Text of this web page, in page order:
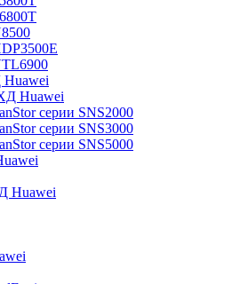
Huawei
серии SNS2000
серии SNS3000
серии SNS5000
Huawei